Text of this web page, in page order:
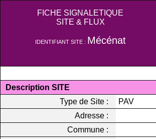
FICHE SIGNALETIQUE
SITE & FLUX
IDENTIFIANT SITE : Mécénat
Description SITE
Type de Site :
PAV
Adresse :
Commune :